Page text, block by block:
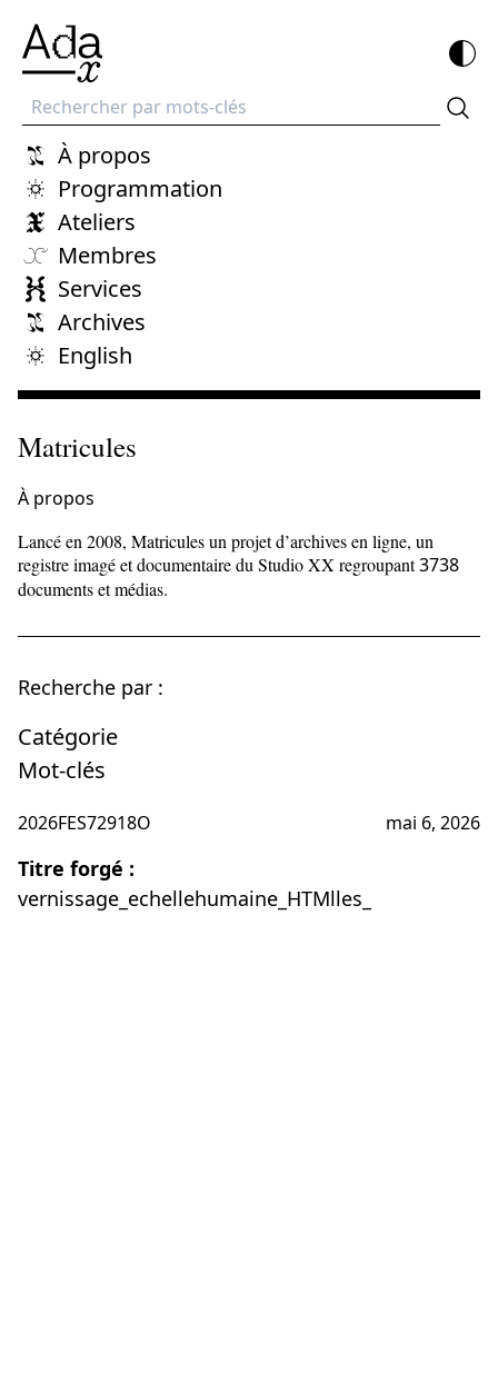
Recherche
À propos
Programmation
Ateliers
Membres
Services
Archives
English
Matricules
À propos
Lancé en 2008, Matricules un projet d’archives en ligne, un
registre imagé et documentaire du Studio XX regroupant3738
documents et médias.
Recherche par :
Catégorie
Mot-clés
2026FES72918O mai 6, 2026
Titre forgé :
vernissage_echellehumaine_HTMlles_